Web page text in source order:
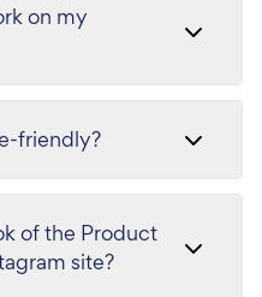
on my
friendly?
of the Product
site?